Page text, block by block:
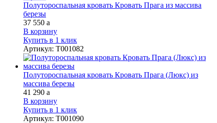
Полутороспальная кровать Кровать Прага из массива
березы
37 550 a
В корзину
Купить в 1 клик
Артикул: Т001082
Полутороспальная кровать Кровать Прага (Люкс) из
массива березы
41 290 a
В корзину
Купить в 1 клик
Артикул: Т001090